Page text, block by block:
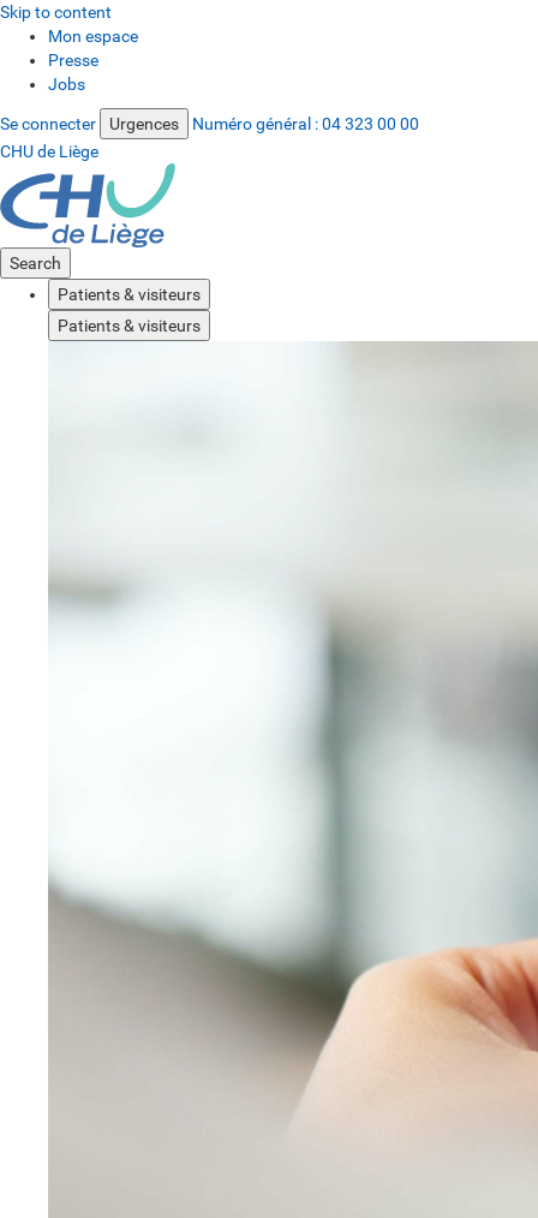
Skip to content
Mon espace
Presse
Jobs
Se connecter Urgences Numéro général :04 323 00 00
CHU de Liège
Search
Patients & visiteurs
Patients & visiteurs